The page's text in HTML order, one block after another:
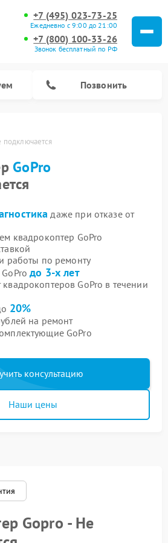
+7 (495) 023-73-25
Ежедневно с 9:00 до 21:00
+7 (800) 100-33-26
Звонок бесплатный по РФ
Позвонить
подключается
GoPro
даже при отказе от
квадрокоптер GoPro
работы по ремонту
GoProдо 3-х лет
GoPro в течении
20%
на ремонт
GoPro
консультацию
Наши цены
Gopro - Не